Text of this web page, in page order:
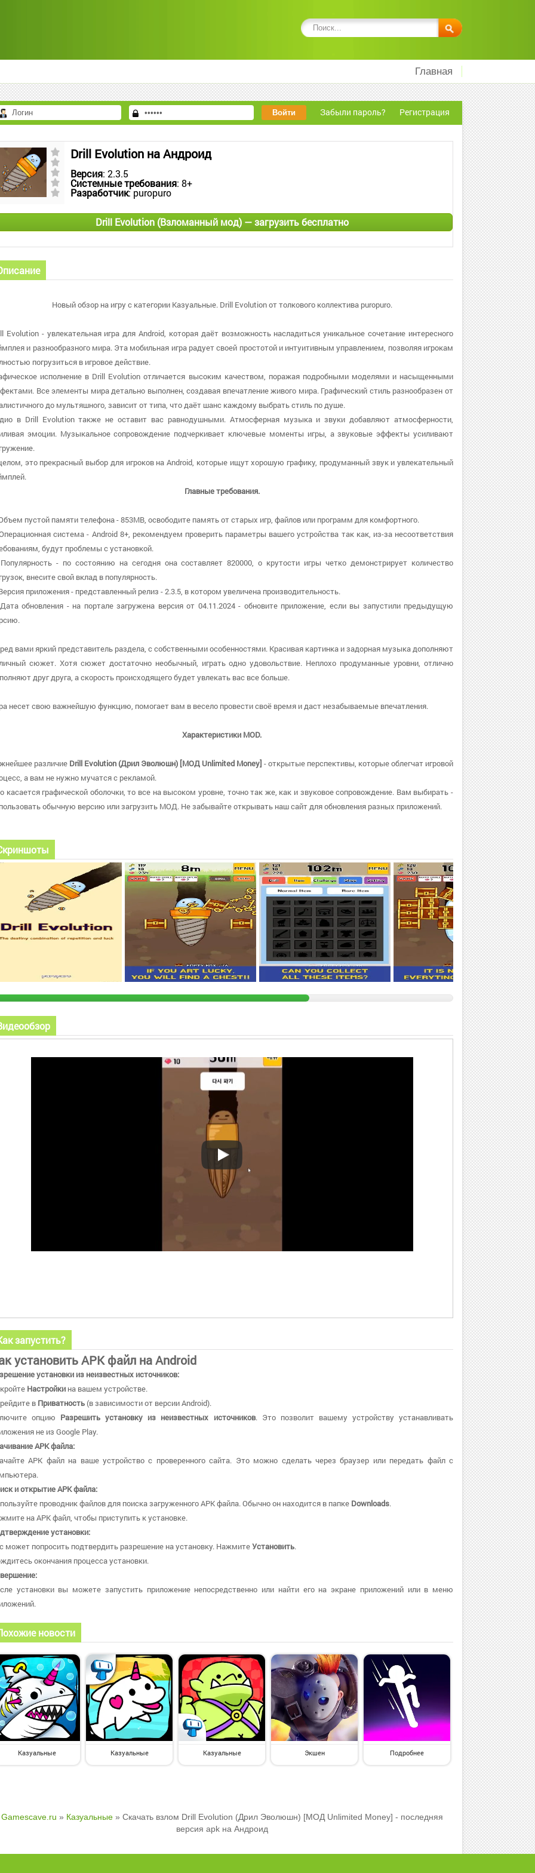
Главная
Забыли пароль? Регистрация
Drill Evolution на Андроид
Версия: 2.3.5
Системные требования: 8+
Разработчик: puropuro
Drill Evolution (Взломанный мод) — загрузить бесплатно
Новый обзор на игру с категории Казуальные. Drill Evolution от толкового коллектива puropuro.
Evolution - увлекательная игра для Android, которая даёт возможность насладиться уникальное сочетание интересного
и разнообразного мира. Эта мобильная игра радует своей простотой и интуитивным управлением, позволяя игрокам
погрузиться в игровое действие.
исполнение в Drill Evolution отличается высоким качеством, поражая подробными моделями и насыщенными
Все элементы мира детально выполнен, создавая впечатление живого мира. Графический стиль разнообразен от
до мультяшного, зависит от типа, что даёт шанс каждому выбрать стиль по душе.
в Drill Evolution также не оставит вас равнодушными. Атмосферная музыка и звуки добавляют атмосферности,
эмоции. Музыкальное сопровождение подчеркивает ключевые моменты игры, а звуковые эффекты усиливают
это прекрасный выбор для игроков на Android, которые ищут хорошую графику, продуманный звук и увлекательный
Главные требования.
пустой памяти телефона - 853MB, освободите память от старых игр, файлов или программ для комфортного.
система - Android 8+, рекомендуем проверить параметры вашего устройства так как, из-за несоответствия
будут проблемы с установкой.
- по состоянию на сегодня она составляет 820000, о крутости игры четко демонстрирует количество
внесите свой вклад в популярность.
приложения - представленный релиз - 2.3.5, в котором увеличена производительность.
обновления - на портале загружена версия от 04.11.2024 - обновите приложение, если вы запустили предыдущую
вами яркий представитель раздела, с собственными особенностями. Красивая картинка и задорная музыка дополняют
сюжет. Хотя сюжет достаточно необычный, играть одно удовольствие. Неплохо продуманные уровни, отлично
друг друга, а скорость происходящего будет увлекать вас все больше.
несет свою важнейшую функцию, помогает вам в весело провести своё время и даст незабываемые впечатления.
Характеристики MOD.
различие Drill Evolution (Дрил Эволюшн) [МОД Unlimited Money] - открытые перспективы, которые облегчат игровой
а вам не нужно мучатся с рекламой.
касается графической оболочки, то все на высоком уровне, точно так же, как и звуковое сопровождение. Вам выбирать -
обычную версию или загрузить МОД. Не забывайте открывать наш сайт для обновления разных приложений.
запустить?
установить APK файл на Android
установки из неизвестных источников:
Настройки на вашем устройстве.
в Приватность (в зависимости от версии Android).
опцию Разрешить установку из неизвестных источников. Это позволит вашему устройству устанавливать
не из Google Play.
APK файла:
APK файл на ваше устройство с проверенного сайта. Это можно сделать через браузер или передать файл с
и открытие APK файла:
проводник файлов для поиска загруженного APK файла. Обычно он находится в папке Downloads.
на APK файл, чтобы приступить к установке.
установки:
может попросить подтвердить разрешение на установку. НажмитеУстановить.
окончания процесса установки.
установки вы можете запустить приложение непосредственно или найти его на экране приложений или в меню
новости
Казуальные Казуальные Казуальные Экшен Подробнее
Gamescave.ru » Казуальные» Скачать взлом Drill Evolution (Дрил Эволюшн) [МОД Unlimited Money] - последняя
версия apk на Андроид